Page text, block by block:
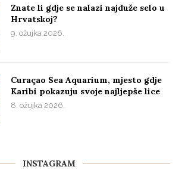
Znate li gdje se nalazi najduže selo u
Hrvatskoj?
9. ožujka 2026.
Curaçao Sea Aquarium, mjesto gdje
Karibi pokazuju svoje najljepše lice
8. ožujka 2026.
INSTAGRAM